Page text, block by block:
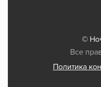
©
Все
Политика